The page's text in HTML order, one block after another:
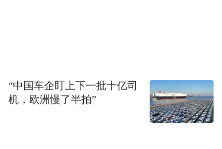
“中国车企盯上下一批十亿司
机，欧洲慢了半拍”